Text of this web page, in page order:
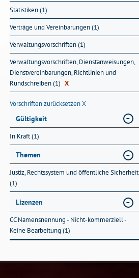
Statistiken (1)
Verträge und Vereinbarungen (1)
Verwaltungsvorschriften (1)
Verwaltungsvorschriften, Dienstanweisungen,
Dienstvereinbarungen, Richtlinien und
Rundschreiben (1) X
Vorschriften zurücksetzenX
Gültigkeit
In Kraft (1)
Themen
Justiz, Rechtssystem und öffentliche Sicherheit
(1)
Lizenzen
CC Namensnennung - Nicht-kommerziell -
Keine Bearbeitung (1)